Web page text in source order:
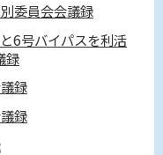
委員会会議録
6号バイパスを利活
録
録
録